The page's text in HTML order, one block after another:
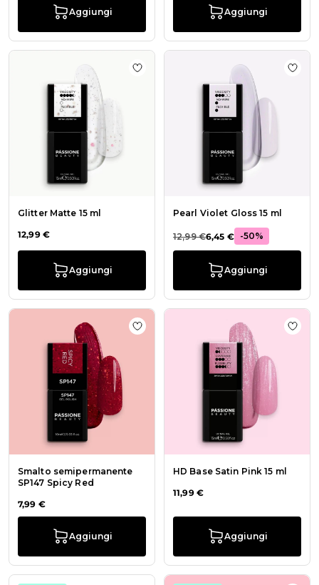
Aggiungi Aggiungi
Glitter Matte 15 ml
12,99 €
Aggiungi
Aggiungi alla wishlist Glitter Matte
Pearl Violet Gloss 15 ml
12,99 €6,45 € -50%
Aggiungi
Smalto semipermanente
SP147 Spicy Red
7,99 €
Aggiungi
Aggiungi alla wishlist Smalto
HD Base Satin Pink 15 ml
11,99 €
Aggiungi